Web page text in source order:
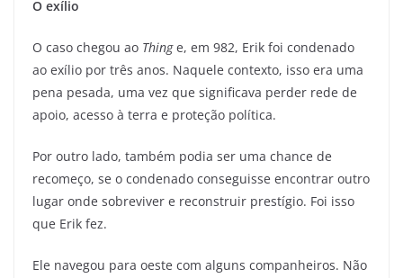
O exílio
O caso chegou ao Thinge, em 982, Erik foi condenado
ao exílio por três anos. Naquele contexto, isso era uma
pena pesada, uma vez que significava perder rede de
apoio, acesso à terra e proteção política.
Por outro lado, também podia ser uma chance de
recomeço, se o condenado conseguisse encontrar outro
lugar onde sobreviver e reconstruir prestígio. Foi isso
que Erik fez.
Ele navegou para oeste com alguns companheiros. Não